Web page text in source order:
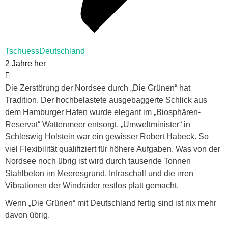
TschuessDeutschland
2 Jahre her
Die Zerstörung der Nordsee durch „Die Grünen“ hat
Tradition. Der hochbelastete ausgebaggerte Schlick aus
dem Hamburger Hafen wurde elegant im „Biosphären-
Reservat“ Wattenmeer entsorgt. „Umweltminister“ in
Schleswig Holstein war ein gewisser Robert Habeck. So
viel Flexibilität qualifiziert für höhere Aufgaben. Was von der
Nordsee noch übrig ist wird durch tausende Tonnen
Stahlbeton im Meeresgrund, Infraschall und die irren
Vibrationen der Windräder restlos platt gemacht.
Wenn „Die Grünen“ mit Deutschland fertig sind ist nix mehr
davon übrig.